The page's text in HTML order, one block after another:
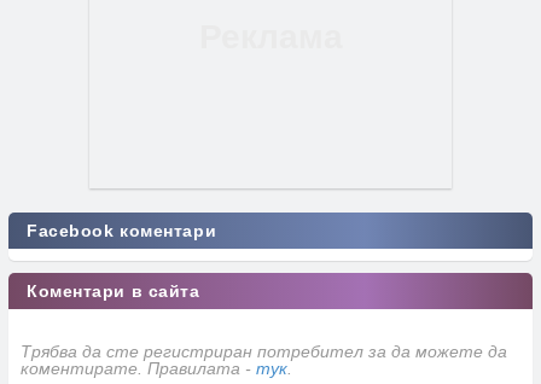
Facebook коментари
Коментари в сайта
Трябва да сте регистриран потребител за да можете да
коментирате. Правилата - тук